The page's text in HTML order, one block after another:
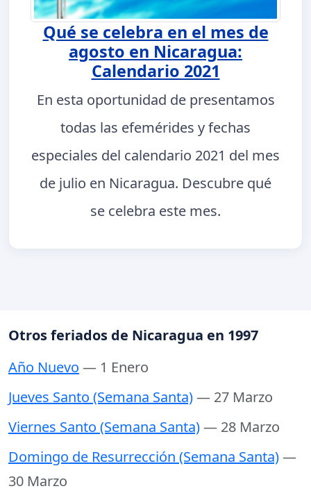
Qué se celebra en el mes de
agosto en Nicaragua:
Calendario 2021
En esta oportunidad de presentamos
todas las efemérides y fechas
especiales del calendario 2021 del mes
de julio en Nicaragua. Descubre qué
se celebra este mes.
Otros feriados de Nicaragua en 1997
Año Nuevo — 1 Enero
Jueves Santo (Semana Santa)— 27 Marzo
Viernes Santo (Semana Santa)— 28 Marzo
Domingo de Resurrección (Semana Santa)—
30 Marzo